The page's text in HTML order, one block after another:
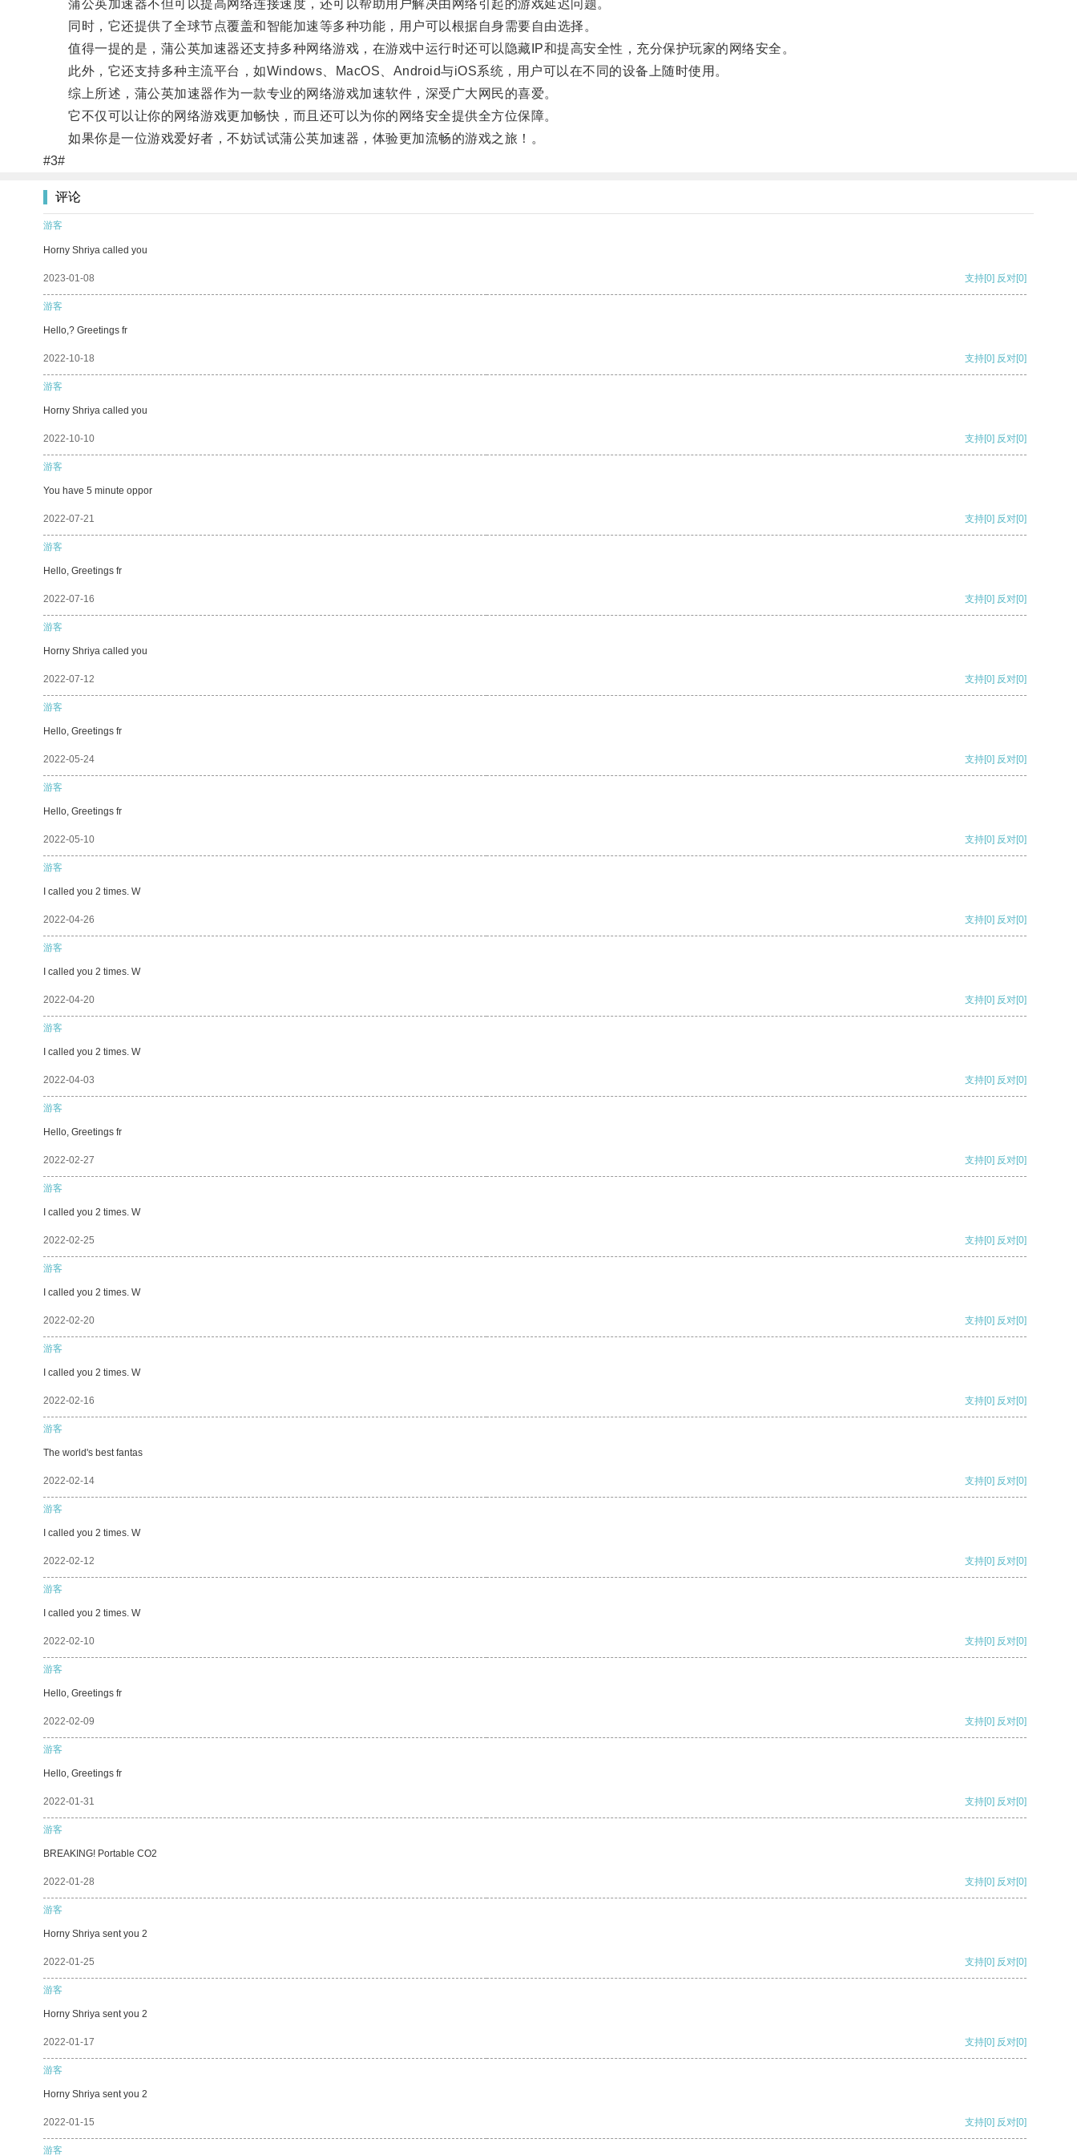
蒲公英加速器不但可以提高网络连接速度，还可以帮助用户解决由网络引起的游戏延迟问题。
同时，它还提供了全球节点覆盖和智能加速等多种功能，用户可以根据自身需要自由选择。
值得一提的是，蒲公英加速器还支持多种网络游戏，在游戏中运行时还可以隐藏IP和提高安全性，充分保护玩家的网络安全。
此外，它还支持多种主流平台，如Windows、MacOS、Android与iOS系统，用户可以在不同的设备上随时使用。
综上所述，蒲公英加速器作为一款专业的网络游戏加速软件，深受广大网民的喜爱。
它不仅可以让你的网络游戏更加畅快，而且还可以为你的网络安全提供全方位保障。
如果你是一位游戏爱好者，不妨试试蒲公英加速器，体验更加流畅的游戏之旅！。
#3#
评论
游客
Horny Shriya called you
2023-01-08 支持[0] 反对[0]
游客
Hello,? Greetings fr
2022-10-18 支持[0] 反对[0]
游客
Horny Shriya called you
2022-10-10 支持[0] 反对[0]
游客
You have 5 minute oppor
2022-07-21 支持[0] 反对[0]
游客
Hello, Greetings fr
2022-07-16 支持[0] 反对[0]
游客
Horny Shriya called you
2022-07-12 支持[0] 反对[0]
游客
Hello, Greetings fr
2022-05-24 支持[0] 反对[0]
游客
Hello, Greetings fr
2022-05-10 支持[0] 反对[0]
游客
I called you 2 times. W
2022-04-26 支持[0] 反对[0]
游客
I called you 2 times. W
2022-04-20 支持[0] 反对[0]
游客
I called you 2 times. W
2022-04-03 支持[0] 反对[0]
游客
Hello, Greetings fr
2022-02-27 支持[0] 反对[0]
游客
I called you 2 times. W
2022-02-25 支持[0] 反对[0]
游客
I called you 2 times. W
2022-02-20 支持[0] 反对[0]
游客
I called you 2 times. W
2022-02-16 支持[0] 反对[0]
游客
The world's best fantas
2022-02-14 支持[0] 反对[0]
游客
I called you 2 times. W
2022-02-12 支持[0] 反对[0]
游客
I called you 2 times. W
2022-02-10 支持[0] 反对[0]
游客
Hello, Greetings fr
2022-02-09 支持[0] 反对[0]
游客
Hello, Greetings fr
2022-01-31 支持[0] 反对[0]
游客
BREAKING! Portable CO2
2022-01-28 支持[0] 反对[0]
游客
Horny Shriya sent you 2
2022-01-25 支持[0] 反对[0]
游客
Horny Shriya sent you 2
2022-01-17 支持[0] 反对[0]
游客
Horny Shriya sent you 2
2022-01-15 支持[0] 反对[0]
游客